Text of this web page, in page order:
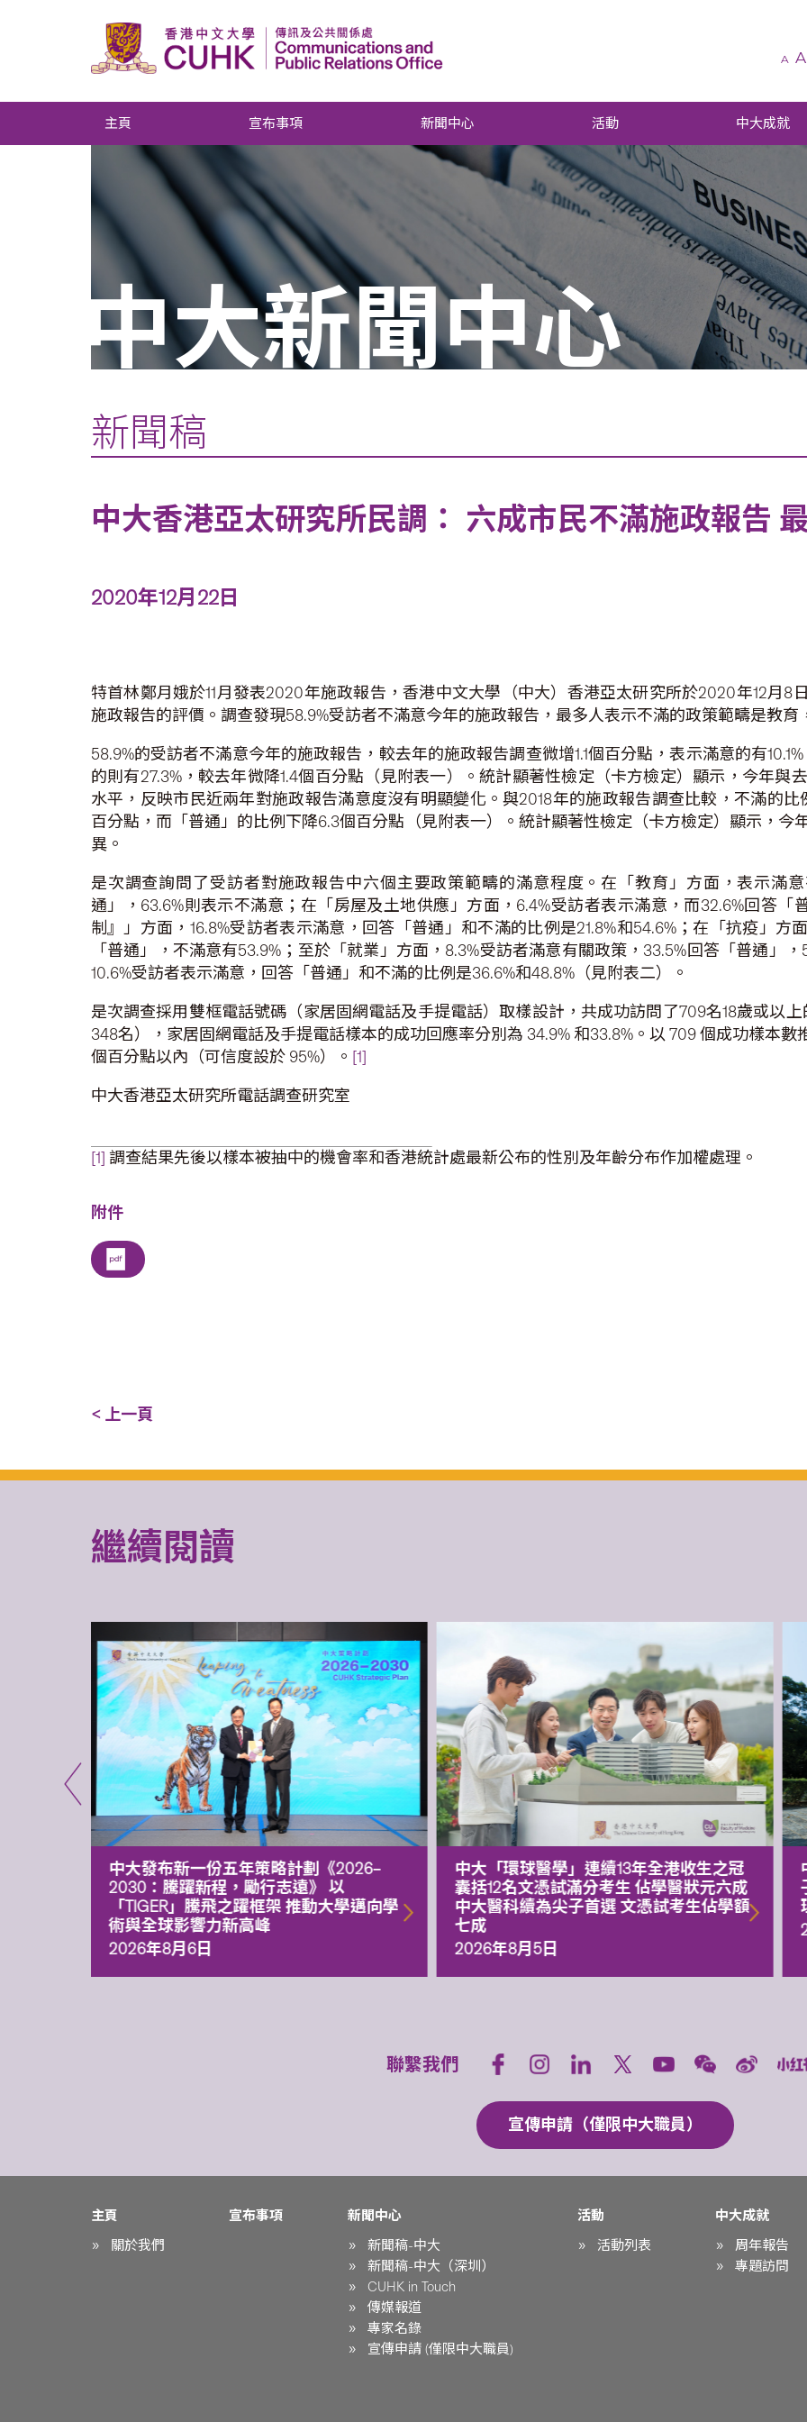
A A
主頁 宣布事項 新聞中心 活動 中大成就
中大新聞中心
新聞稿
中大香港亞太研究所民調： 六成市民不滿施政報告
2020年12月22日
特首林鄭月娥於11月發表2020年施政報告，香港中文大學（中大）香港亞太研究所於2020年12月8
施政報告的評價。調查發現58.9%受訪者不滿意今年的施政報告，最多人表示不滿的政策範疇是教育
58.9%的受訪者不滿意今年的施政報告，較去年的施政報告調查微增1.1個百分點，表示滿意的有
的則有27.3%，較去年微降1.4個百分點（見附表一）。統計顯著性檢定（卡方檢定）顯示，今年與
水平，反映市民近兩年對施政報告滿意度沒有明顯變化。與2018年的施政報告調查比較，不滿的比
百分點，而「普通」的比例下降6.3個百分點（見附表一）。統計顯著性檢定（卡方檢定）顯示，今
異。
是次調查詢問了受訪者對施政報告中六個主要政策範疇的滿意程度。在「教育」方面，表示滿意
通」，63.6%則表示不滿意；在「房屋及土地供應」方面，6.4%受訪者表示滿意，而32.6%回答「
制』」方面，16.8%受訪者表示滿意，回答「普通」和不滿的比例是21.8%和54.6%；在「抗疫」方
「普通」，不滿意有53.9%；至於「就業」方面，8.3%受訪者滿意有關政策，33.5%回答「普通」
10.6%受訪者表示滿意，回答「普通」和不滿的比例是36.6%和48.8%（見附表二）。
是次調查採用雙框電話號碼（家居固網電話及手提電話）取樣設計，共成功訪問了709名18歲或以
348名），家居固網電話及手提電話樣本的成功回應率分別為 34.9% 和33.8%。以 709 個成功樣本
個百分點以內（可信度設於 95%）。 [1]
中大香港亞太研究所電話調查研究室
[1] 調查結果先後以樣本被抽中的機會率和香港統計處最新公布的性別及年齡分布作加權處理。
附件
< 上一頁
繼續閱讀
中大發布新一份五年策略計劃《2026‒
2030：騰躍新程，勵行志遠》 以
「TIGER」騰飛之躍框架 推動大學邁向學
術與全球影響力新高峰
2026年8月6日
中大「環球醫學」連續13年全港收生之冠
囊括12名文憑試滿分考生 佔學醫狀元六成
中大醫科續為尖子首選 文憑試考生佔學額
七成
2026年8月5日
聯繫我們
宣傳申請（僅限中大職員）
主頁
關於我們
宣布事項
新聞中心
新聞稿-中大
新聞稿-中大（深圳）
CUHK in Touch
傳媒報道
專家名錄
宣傳申請 (僅限中大職員)
活動
活動列表
中大成就
周年報告
專題訪問